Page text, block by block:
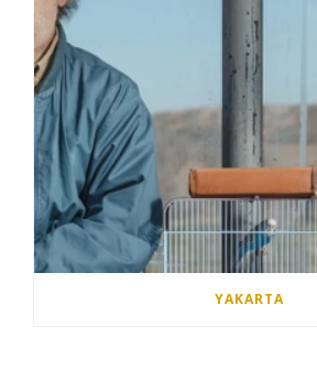
YAKARTA